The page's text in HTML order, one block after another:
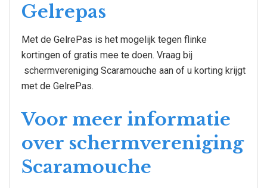
Gelrepas
Met de GelrePas is het mogelijk tegen flinke
kortingen of gratis mee te doen. Vraag bij
schermvereniging Scaramouche aan of u korting krijgt
met de GelrePas.
Voor meer informatie
over schermvereniging
Scaramouche